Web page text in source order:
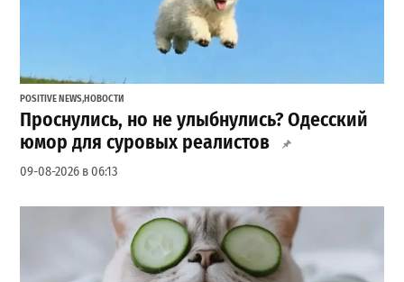
POSITIVE NEWS,НОВОСТИ
Проснулись, но не улыбнулись? Одесский
юмор для суровых реалистов
09-08-2026 в 06:13